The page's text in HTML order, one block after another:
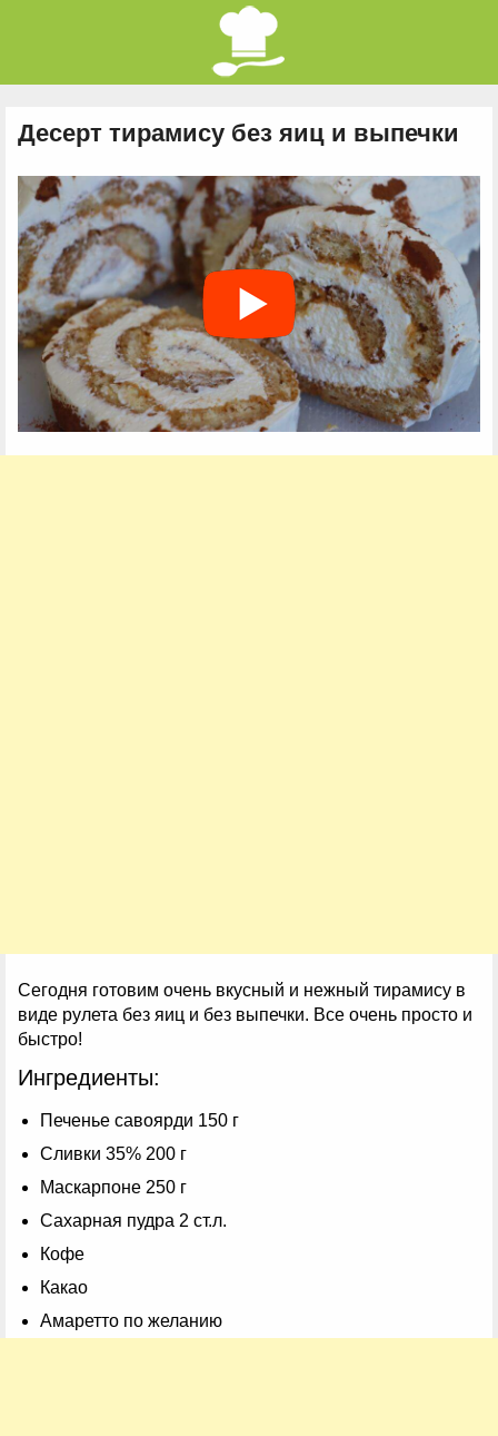
Десерт тирамису без яиц и выпечки
Сегодня готовим очень вкусный и нежный тирамису в
виде рулета без яиц и без выпечки. Все очень просто и
быстро!
Ингредиенты:
Печенье савоярди 150 г
Сливки 35% 200 г
Маскарпоне 250 г
Сахарная пудра 2 ст.л.
Кофе
Какао
Амаретто по желанию